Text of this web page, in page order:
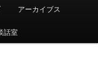
アーカイブス
話室